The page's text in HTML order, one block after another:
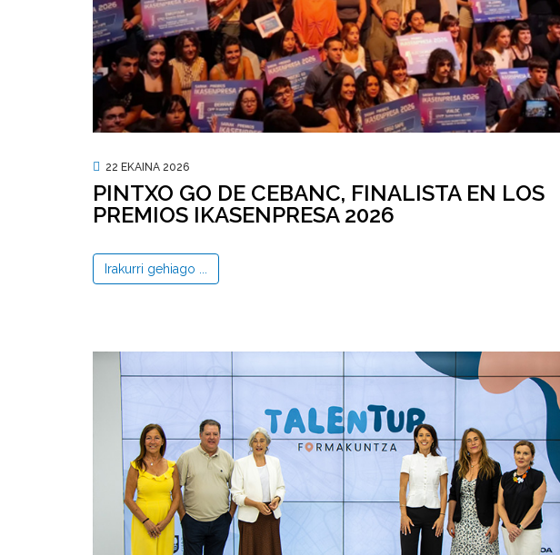
22 EKAINA 2026
PINTXO GO DE CEBANC, FINALISTA EN LOS
PREMIOS IKASENPRESA 2026
Irakurri gehiago ...